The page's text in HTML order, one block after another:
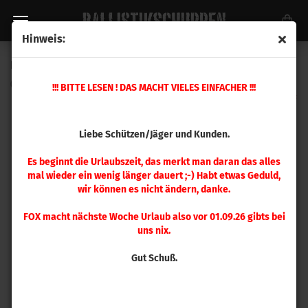
Hinweis:
!!! BITTE LESEN ! DAS MACHT VIELES EINFACHER !!!
Liebe Schützen/Jäger und Kunden.
Es beginnt die Urlaubszeit, das merkt man daran das alles
mal wieder ein wenig länger dauert ;-) Habt etwas Geduld,
wir können es nicht ändern, danke.
FOX macht nächste Woche Urlaub also vor 01.09.26 gibts bei
uns nix.
Gut Schuß.
546515)